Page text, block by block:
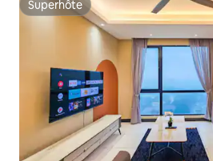
Superhôte
Superhôte